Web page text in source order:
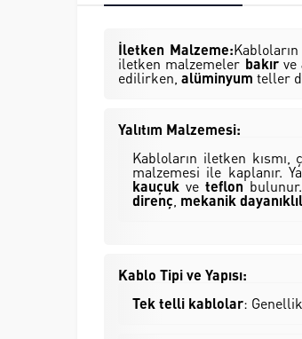
İletken Malzeme:
iletken malzemeler bakırve
edilirken, alüminyum teller
Yalıtım Malzemesi:
Kabloların iletken
malzemesi ile kaplanır.
kauçuk ve teflon
direnç mekanik
Kablo Tipi ve Yapısı:
Tek telli kablolar: